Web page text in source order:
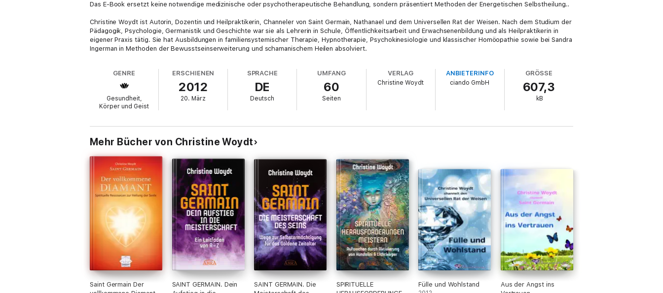
Das E-Book ersetzt keine notwendige medizinische oder psychotherapeutische Behandlung, sondern präsentiert Methoden der Energetischen Selbstheilung..
Christine Woydt ist Autorin, Dozentin und Heilpraktikerin, Channeler von Saint Germain, Nathanael und dem Universellen Rat der Weisen. Nach dem Studium der
Pädagogik, Psychologie, Germanistik und Geschichte war sie als Lehrerin in Schule, Öffentlichkeitsarbeit und Erwachsenenbildung und als Heilpraktikerin in
eigener Praxis tätig. Sie hat Ausbildungen in familiensystemischer Therapie, Hypnotherapie, Psychokinesiologie und klassischer Homöopathie sowie bei Sandra
Ingerman in Methoden der Bewusstseinserweiterung und schamanischem Heilen absolviert.
GENRE
Gesundheit,
Körper und Geist
ERSCHIENEN
2012
20. März
SPRACHE
DE
Deutsch
UMFANG
60
Seiten
VERLAG
Christine Woydt
ANBIETERINFO
ciando GmbH
GRÖSSE
607,3
kB
Mehr Bücher von Christine Woydt
Saint Germain Der
SAINT GERMAIN. Dein
SAINT GERMAIN. Die
SPIRITUELLE
Fülle und Wohlstand
Aus der Angst ins